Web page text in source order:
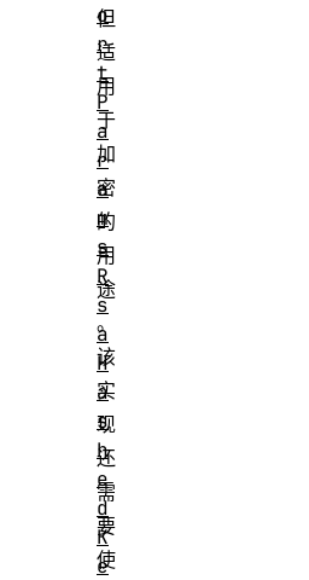
但
适
用
于
加
密
的
用
途
。
该
实
现
还
需
要
使
o
r
t
P
a
r
a
m
s
R
s
a
H
a
s
h
e
d
K
e